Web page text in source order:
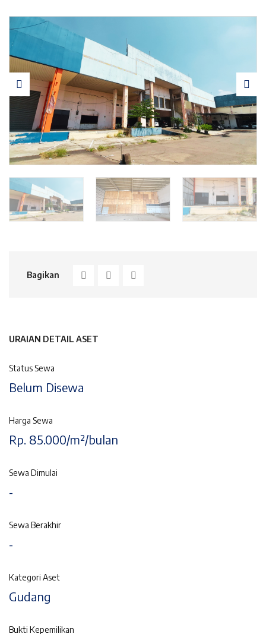
Bagikan
URAIAN DETAIL ASET
Status Sewa
Belum Disewa
Harga Sewa
Rp. 85.000/m²/bulan
Sewa Dimulai
-
Sewa Berakhir
-
Kategori Aset
Gudang
Bukti Kepemilikan